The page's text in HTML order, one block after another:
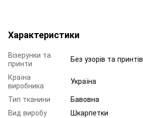
Характеристики
Візерунки та
принти
Без узорів та принтів
Країна
виробника
Україна
Тип тканини
Бавовна
Вид виробу
Шкарпетки